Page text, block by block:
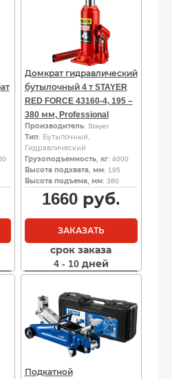
Домкрат гидравлический
бутылочный 4 т STAYER
RED FORCE 43160-4, 195 –
380 мм, Professional
Производитель: Stayer
Тип: Бутылочный,
Гидравлический
Грузоподъемность, кг: 4000
Высота подхвата, мм: 195
Высота подъема, мм: 380
1660руб.
ЗАКАЗАТЬ
срок заказа
4 - 10 дней
Подкатной